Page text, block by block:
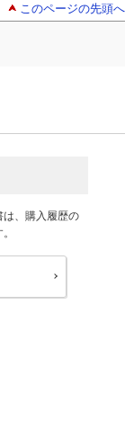
このページの先頭へ
は、購入履歴の